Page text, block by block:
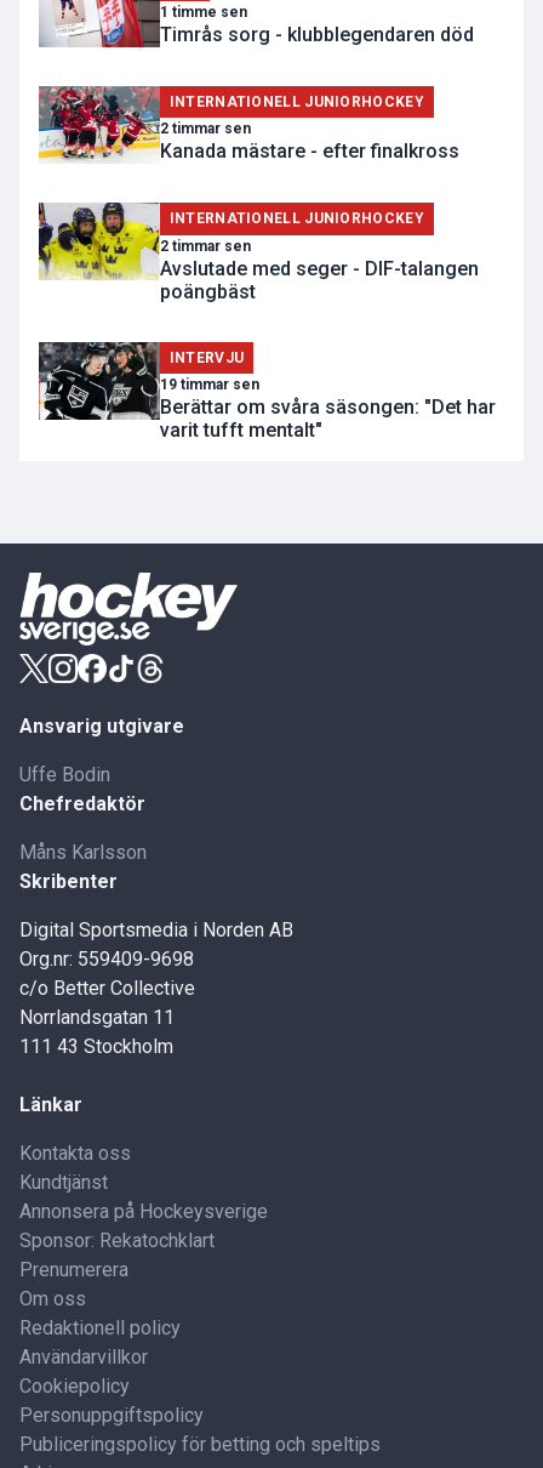
1 timme sen
Timrås sorg - klubblegendaren död
INTERNATIONELL JUNIORHOCKEY
2 timmar sen
Kanada mästare - efter finalkross
INTERNATIONELL JUNIORHOCKEY
2 timmar sen
Avslutade med seger - DIF-talangen
poängbäst
INTERVJU
19 timmar sen
Berättar om svåra säsongen: "Det har
varit tufft mentalt"
Ansvarig utgivare
Uffe Bodin
Chefredaktör
Måns Karlsson
Skribenter
Digital Sportsmedia i Norden AB
Org.nr: 559409-9698
c/o Better Collective
Norrlandsgatan 11
111 43 Stockholm
Länkar
Kontakta oss
Kundtjänst
Annonsera på Hockeysverige
Sponsor: Rekatochklart
Prenumerera
Om oss
Redaktionell policy
Användarvillkor
Cookiepolicy
Personuppgiftspolicy
Publiceringspolicy för betting och speltips